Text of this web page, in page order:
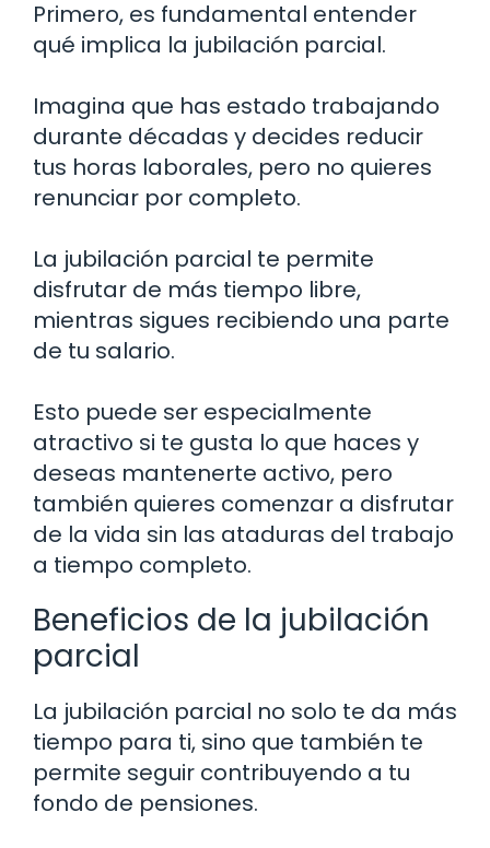
Primero, es fundamental entender
qué implica la jubilación parcial.
Imagina que has estado trabajando
durante décadas y decides reducir
tus horas laborales, pero no quieres
renunciar por completo.
La jubilación parcial te permite
disfrutar de más tiempo libre,
mientras sigues recibiendo una parte
de tu salario.
Esto puede ser especialmente
atractivo si te gusta lo que haces y
deseas mantenerte activo, pero
también quieres comenzar a disfrutar
de la vida sin las ataduras del trabajo
a tiempo completo.
Beneficios de la jubilación
parcial
La jubilación parcial no solo te da más
tiempo para ti, sino que también te
permite seguir contribuyendo a tu
fondo de pensiones.